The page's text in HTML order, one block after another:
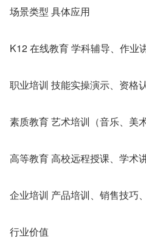
场景类型 具体应用
K12 在线教育 学科辅导、作业
职业培训 技能实操演示、资格
素质教育 艺术培训（音乐、美
高等教育 高校远程授课、学术
企业培训 产品培训、销售技巧
行业价值